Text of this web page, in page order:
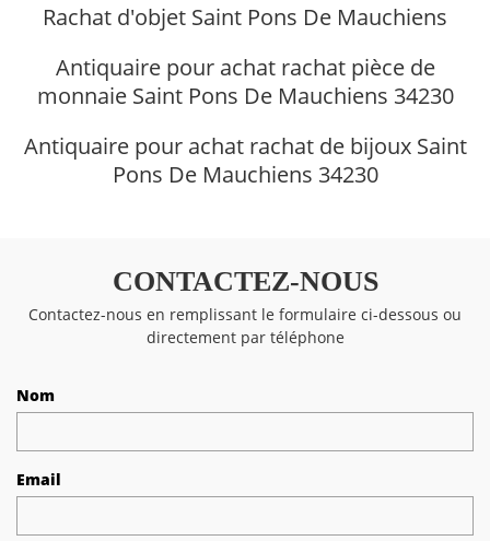
Rachat d'objet Saint Pons De Mauchiens
Antiquaire pour achat rachat pièce de
monnaie Saint Pons De Mauchiens 34230
Antiquaire pour achat rachat de bijoux Saint
Pons De Mauchiens 34230
CONTACTEZ-NOUS
Contactez-nous en remplissant le formulaire ci-dessous ou
directement par téléphone
Nom
Email